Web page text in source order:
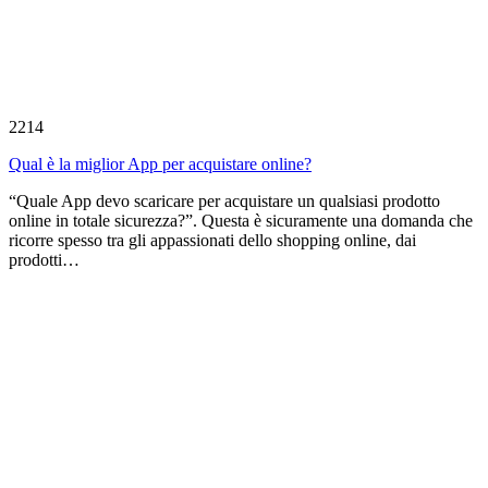
2214
Qual è la miglior App per acquistare online?
“Quale App devo scaricare per acquistare un qualsiasi prodotto
online in totale sicurezza?”. Questa è sicuramente una domanda che
ricorre spesso tra gli appassionati dello shopping online, dai
prodotti…